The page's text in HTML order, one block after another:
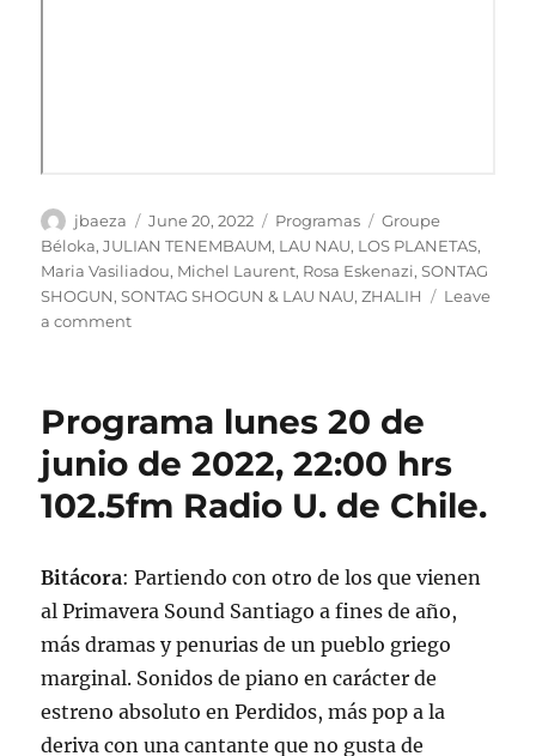
Author
jbaeza
Posted
on
June 20, 2022 Categories
Programas Tags
Groupe
Béloka,JULIAN TENEMBAUM, LAU NAU, LOS PLANETAS,
Maria Vasiliadou, Michel Laurent, Rosa Eskenazi,SONTAG
SHOGUN,SONTAG SHOGUN & LAU NAU,ZHALIH
Leave
a commenton
20
junio
de
2022
Programa lunes 20 de
junio de 2022, 22:00 hrs
102.5fm Radio U. de Chile.
Bitácora: Partiendo con otro de los que vienen
al Primavera Sound Santiago a fines de año,
más dramas y penurias de un pueblo griego
marginal. Sonidos de piano en carácter de
estreno absoluto en Perdidos, más pop a la
deriva con una cantante que no gusta de